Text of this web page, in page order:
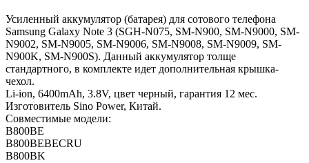
Усиленный аккумулятор (батарея) для сотового телефона
Samsung Galaxy Note 3 (SGH-N075, SM-N900, SM-N9000, SM-
N9002, SM-N9005, SM-N9006, SM-N9008, SM-N9009, SM-
N900K, SM-N900S). Данный аккумулятор толще
стандартного, в комплекте идет дополнительная крышка-
чехол.
Li-ion, 6400mAh, 3.8V, цвет черный, гарантия 12 мес.
Изготовитель Sino Power, Китай.
Совместимые модели:
B800BE
B800BEBECRU
B800BK